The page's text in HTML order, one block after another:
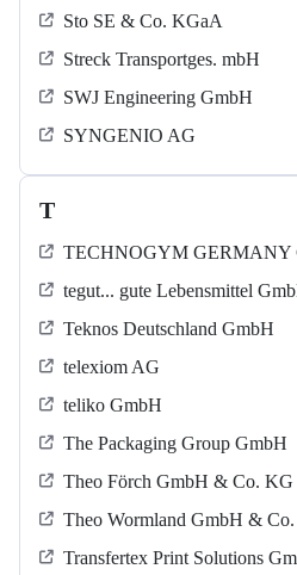
Sto SE & Co. KGaA
Streck Transportges. mbH
SWJ Engineering GmbH
SYNGENIO AG
T
TECHNOGYM GERMANY
tegut... gute Lebensmittel
Teknos Deutschland GmbH
telexiom AG
teliko GmbH
The Packaging Group GmbH
Theo Förch GmbH & Co. KG
Theo Wormland GmbH &
Transfertex Print Solutions